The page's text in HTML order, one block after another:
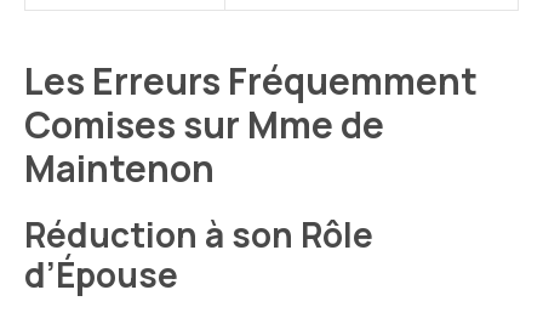
Les Erreurs Fréquemment
Comises sur Mme de
Maintenon
Réduction à son Rôle
d’Épouse